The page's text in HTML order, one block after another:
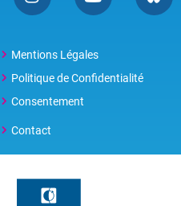
Mentions Légales
Politique de Confidentialité
Consentement
Contact